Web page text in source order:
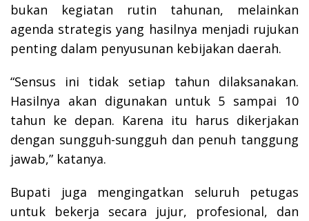
bukan kegiatan rutin tahunan, melainkan
agenda strategis yang hasilnya menjadi rujukan
penting dalam penyusunan kebijakan daerah.
“Sensus ini tidak setiap tahun dilaksanakan.
Hasilnya akan digunakan untuk 5 sampai 10
tahun ke depan. Karena itu harus dikerjakan
dengan sungguh-sungguh dan penuh tanggung
jawab,” katanya.
Bupati juga mengingatkan seluruh petugas
untuk bekerja secara jujur, profesional, dan